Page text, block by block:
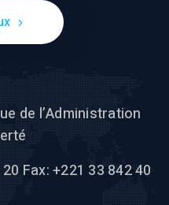
de l’Administration
Fax: +221 33 842 40